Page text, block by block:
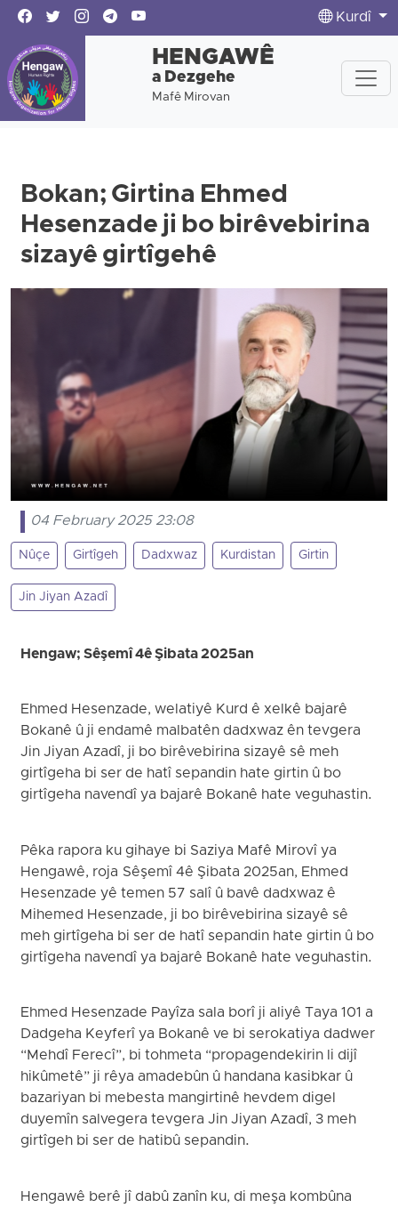
Kurdî
HENGAWÊ
a Dezgehe
Mafê Mirovan
Bokan; Girtina Ehmed
Hesenzade ji bo birêvebirina
sizayê girtîgehê
04 February 2025 23:08
Nûçe Girtîgeh Dadxwaz Kurdistan Girtin
Jin Jiyan Azadî
Hengaw; Sêşemî 4ê Şibata 2025an
Ehmed Hesenzade, welatiyê Kurd ê xelkê bajarê
Bokanê û ji endamê malbatên dadxwaz ên tevgera
Jin Jiyan Azadî, ji bo birêvebirina sizayê sê meh
girtîgeha bi ser de hatî sepandin hate girtin û bo
girtîgeha navendî ya bajarê Bokanê hate veguhastin.
Pêka rapora ku gihaye bi Saziya Mafê Mirovî ya
Hengawê, roja Sêşemî 4ê Şibata 2025an, Ehmed
Hesenzade yê temen 57 salî û bavê dadxwaz ê
Mihemed Hesenzade, ji bo birêvebirina sizayê sê
meh girtîgeha bi ser de hatî sepandin hate girtin û bo
girtîgeha navendî ya bajarê Bokanê hate veguhastin.
Ehmed Hesenzade Payîza sala borî ji aliyê Taya 101 a
Dadgeha Keyferî ya Bokanê ve bi serokatiya dadwer
“Mehdî Ferecî”, bi tohmeta “propagendekirin li dijî
hikûmetê” ji rêya amadebûn û handana kasibkar û
bazariyan bi mebesta mangirtinê hevdem digel
duyemîn salvegera tevgera Jin Jiyan Azadî, 3 meh
girtîgeh bi ser de hatibû sepandin.
Hengawê berê jî dabû zanîn ku, di meşa kombûna